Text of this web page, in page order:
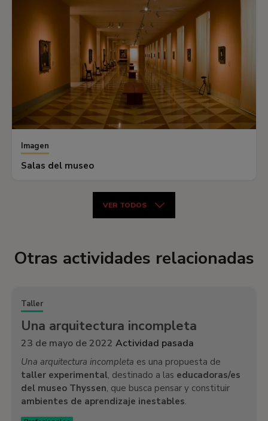
Imagen
Salas del museo
VER TODOS
Otras actividades relacionadas
Taller
Una arquitectura incompleta
23 de mayo de 2022 Actividad pasada
Una arquitectura incompleta es una propuesta de
taller experimental, destinado a las educadoras/es
del museo Thyssen, que busca pensar y constituir
ambientes de aprendizaje inestables.